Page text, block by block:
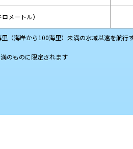
メートル）
海岸から100海里）未満の水域以遠を航
のものに限定されます